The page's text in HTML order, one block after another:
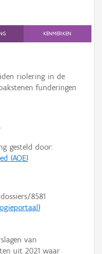
KENMERKEN
riolering in de
funderingen
gesteld door:
(AOE)
8581
van
uit 2021 waar